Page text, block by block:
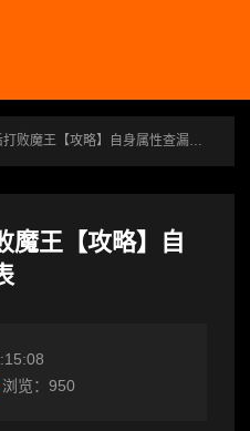
败魔王【攻略】自身属性查漏补缺表
魔王【攻略】自
浏览： 950